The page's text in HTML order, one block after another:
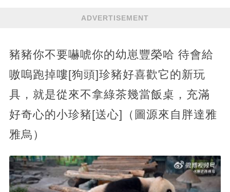
ADVERTISEMENT
豬豬你不要嚇唬你的幼崽豐榮哈 待會給
嗷嗚跑掉嘍[狗頭]珍豬好喜歡它的新玩
具，就是從來不拿綠茶幾當飯桌，充滿
好奇心的小珍豬[送心]（圖源來自胖達雅
雅烏）